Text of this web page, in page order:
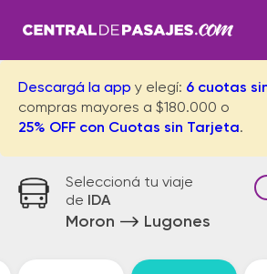
Descargá la app y elegí: 6 cuotas
compras mayores a $180.000 o
25% OFF con Cuotas sin Tarjeta.
Seleccioná tu viaje
de
IDA
Moron Lugones